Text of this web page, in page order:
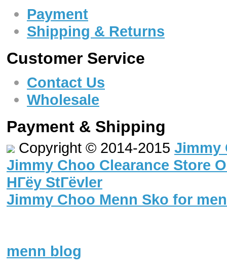
Payment
Shipping & Returns
Customer Service
Contact Us
Wholesale
Payment & Shipping
Copyright © 2014-2015 Jimmy
Jimmy Choo Clearance Store
HГёy StГёvler
Jimmy Choo Menn Sko for
menn blog